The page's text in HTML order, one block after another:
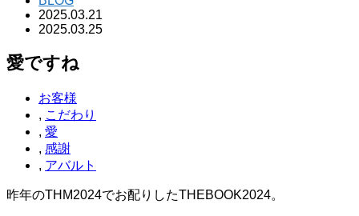
2025.03.21
2025.03.25
愛ですね
お客様
, こだわり
, 愛
, 感謝
, アバルト
昨年のTHM2024でお配りしたTHEBOOK2024。